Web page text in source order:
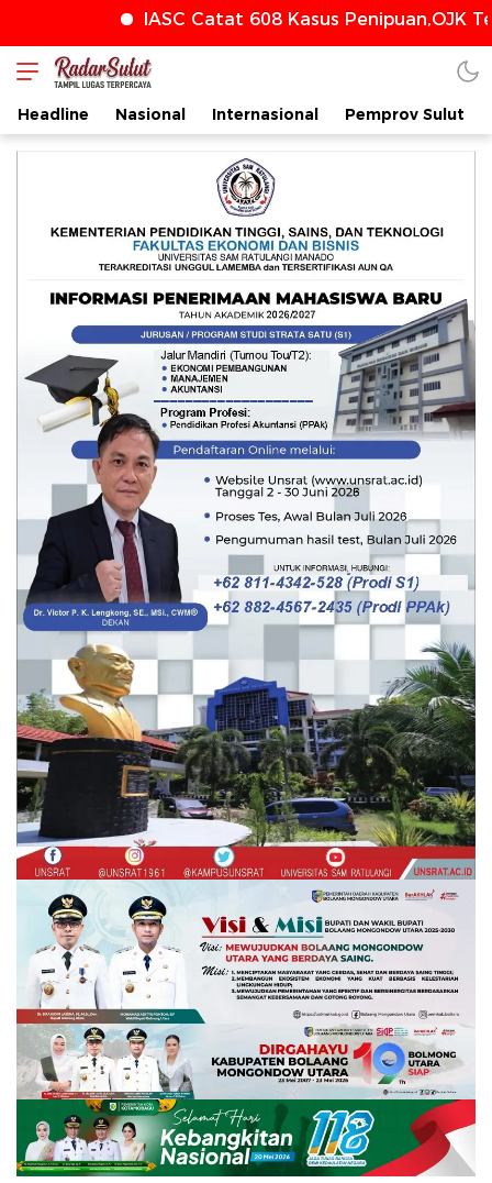
IASC Catat 608 Kasus Penipuan,OJK
radarsulut.com
Headline Nasional Internasional Pemprov Sulut